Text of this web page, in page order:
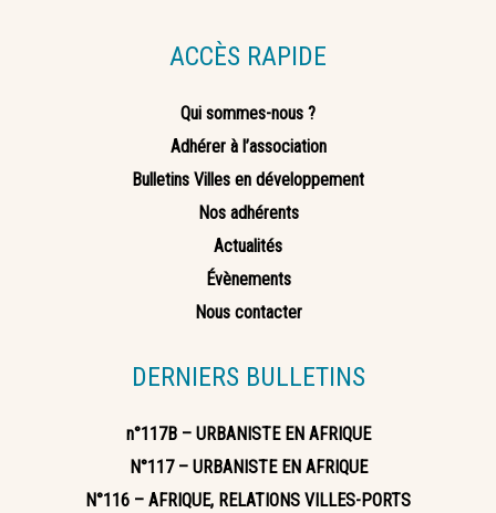
ACCÈS RAPIDE
Qui sommes-nous ?
Adhérer à l’association
Bulletins Villes en développement
Nos adhérents
Actualités
Évènements
Nous contacter
DERNIERS BULLETINS
n°117B – URBANISTE EN AFRIQUE
N°117 – URBANISTE EN AFRIQUE
N°116 – AFRIQUE, RELATIONS VILLES-PORTS